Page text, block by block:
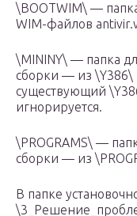
\BOOTWIM\ —
WIM-файлов
\MININY\ — папка
сборки — из \Y386\
существующий
игнорируется.
\PROGRAMS\ —
сборки — из
В папке